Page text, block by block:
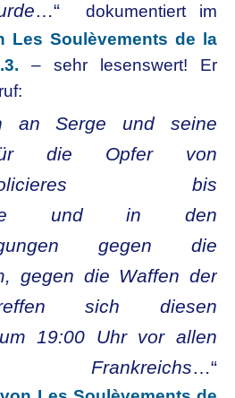
…“dokumentiert im
Les Soulèvements de la
– sehr lesenswert! Er
an Serge und seine
die Opfer von
bis
und in den
gegen die
gegen die Waffen der
sich diesen
19:00 Uhr vor allen
Frankreichs…“